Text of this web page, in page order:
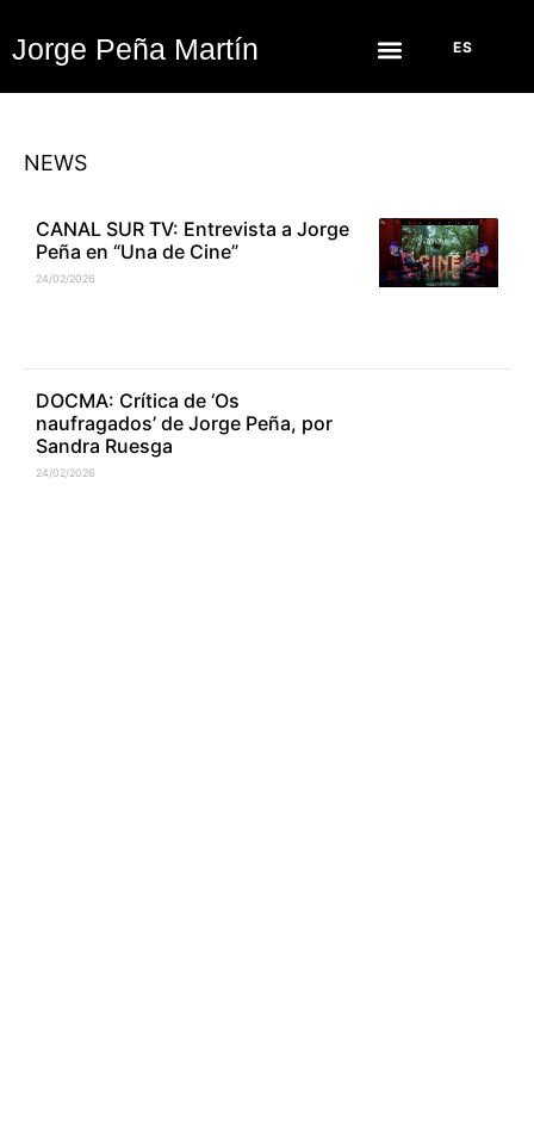
Jorge Peña Martín ES
NEWS
CANAL SUR TV: Entrevista a Jorge
Peña en “Una de Cine”
24/02/2026
DOCMA: Crítica de ‘Os
naufragados’ de Jorge Peña, por
Sandra Ruesga
24/02/2026